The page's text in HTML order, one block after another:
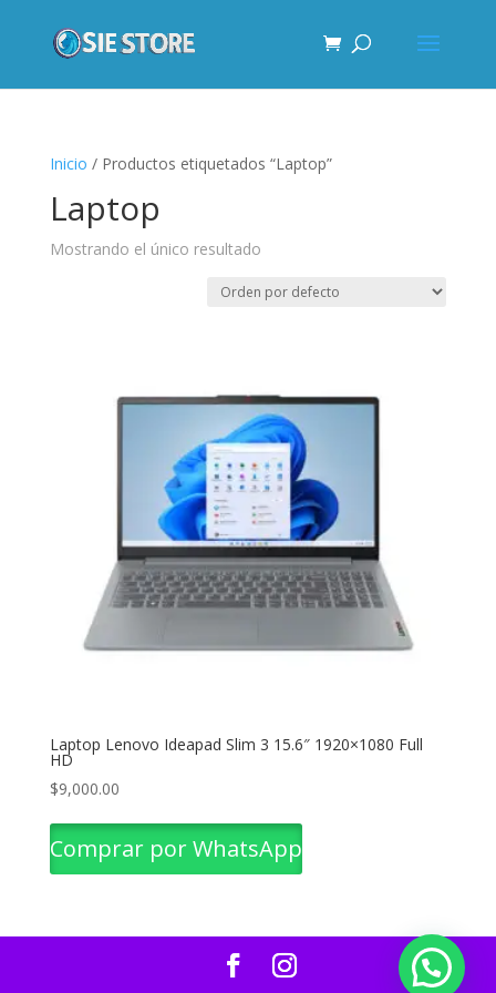
Inicio / Productos etiquetados “Laptop”
Laptop
Mostrando el único resultado
Laptop Lenovo Ideapad Slim 3 15.6″ 1920×1080 Full
HD
$9,000.00
Comprar por WhatsApp